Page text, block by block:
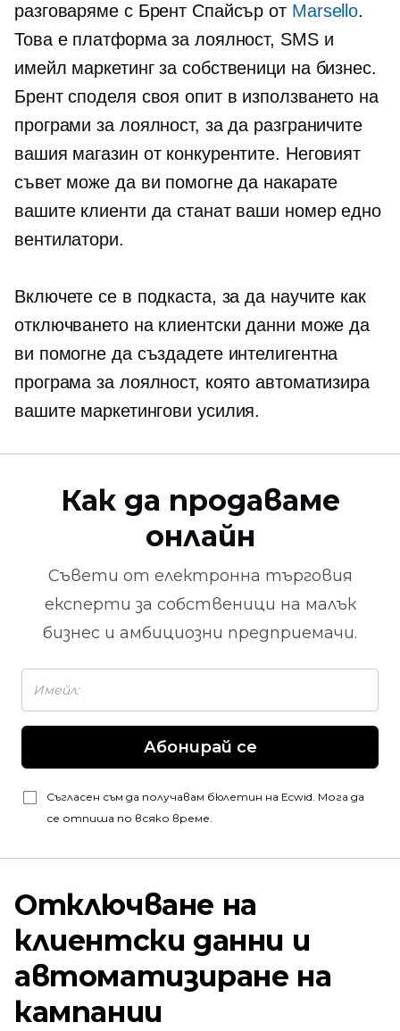
разговаряме с Брент Спайсър от Marsello.
Това е платформа за лоялност, SMS и
имейл маркетинг за собственици на бизнес.
Брент споделя своя опит в използването на
програми за лоялност, за да разграничите
вашия магазин от конкурентите. Неговият
съвет може да ви помогне да накарате
вашите клиенти да станат ваши номер едно
вентилатори.
Включете се в подкаста, за да научите как
отключването на клиентски данни може да
ви помогне да създадете интелигентна
програма за лоялност, която автоматизира
вашите маркетингови усилия.
Как да продаваме
онлайн
Съвети от електронна търговия
експерти за собственици на малък
бизнес и амбициозни предприемачи.
Абонирай се
Съгласен съм да получавам бюлетин на Ecwid. Мога да
се отпиша по всяко време.
Отключване на
клиентски данни и
автоматизиране на
кампании